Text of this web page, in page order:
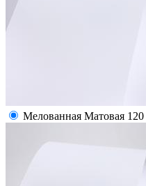
Мелованная Матовая 120